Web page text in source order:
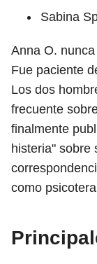
Sabina
Anna O.
Fue paciente
Los dos
frecuente
finalmente
histeria" sobre
como